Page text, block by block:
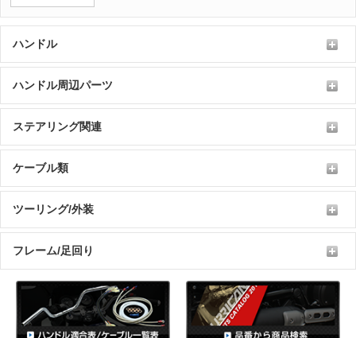
ハンドル
ハンドル周辺パーツ
ステアリング関連
ケーブル類
ツーリング/外装
フレーム/足回り